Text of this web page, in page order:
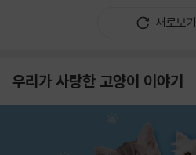
새로보기
우리가 사랑한 고양이 이야기